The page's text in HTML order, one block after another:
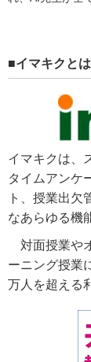
■イマキクとは
イマキクは、
タイムアンケ
ト、授業出欠
なあらゆる機
対面授業や
ーニング授業
万人を超える